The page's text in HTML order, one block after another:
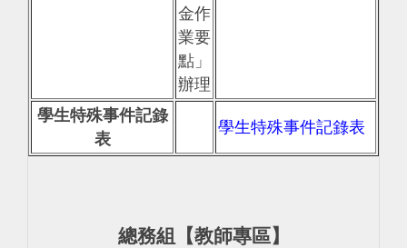
金作
業要
點」
辦理
學生特殊事件記錄
表
學生特殊事件記錄表
總務組【教師專區】